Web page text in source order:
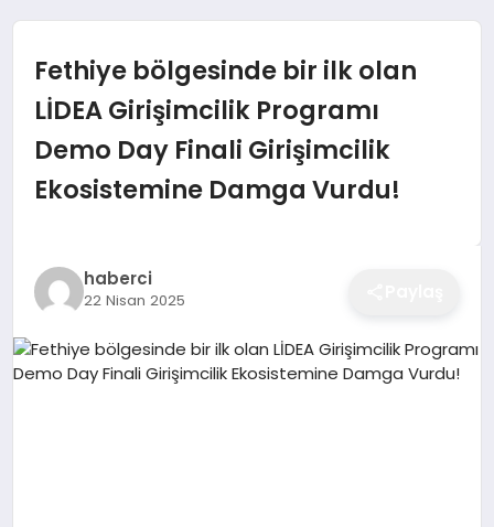
GÜNDEM
İZMIR HABERLERI
EĞITIM
EKONOMI
SAĞLIK
Fethiye bölgesinde bir ilk olan
LİDEA Girişimcilik Programı
Demo Day Finali Girişimcilik
Ekosistemine Damga Vurdu!
haberci
22 Nisan 2025